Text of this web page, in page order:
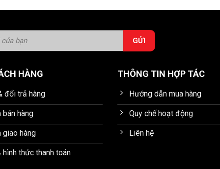
HÀNG
đổi trả hàng
bán hàng
giao hàng
hình thức thanh toán
THÔNG TIN HỢP TÁC
Hướng dẫn mua hàng
Quy chế hoạt động
Liên hệ